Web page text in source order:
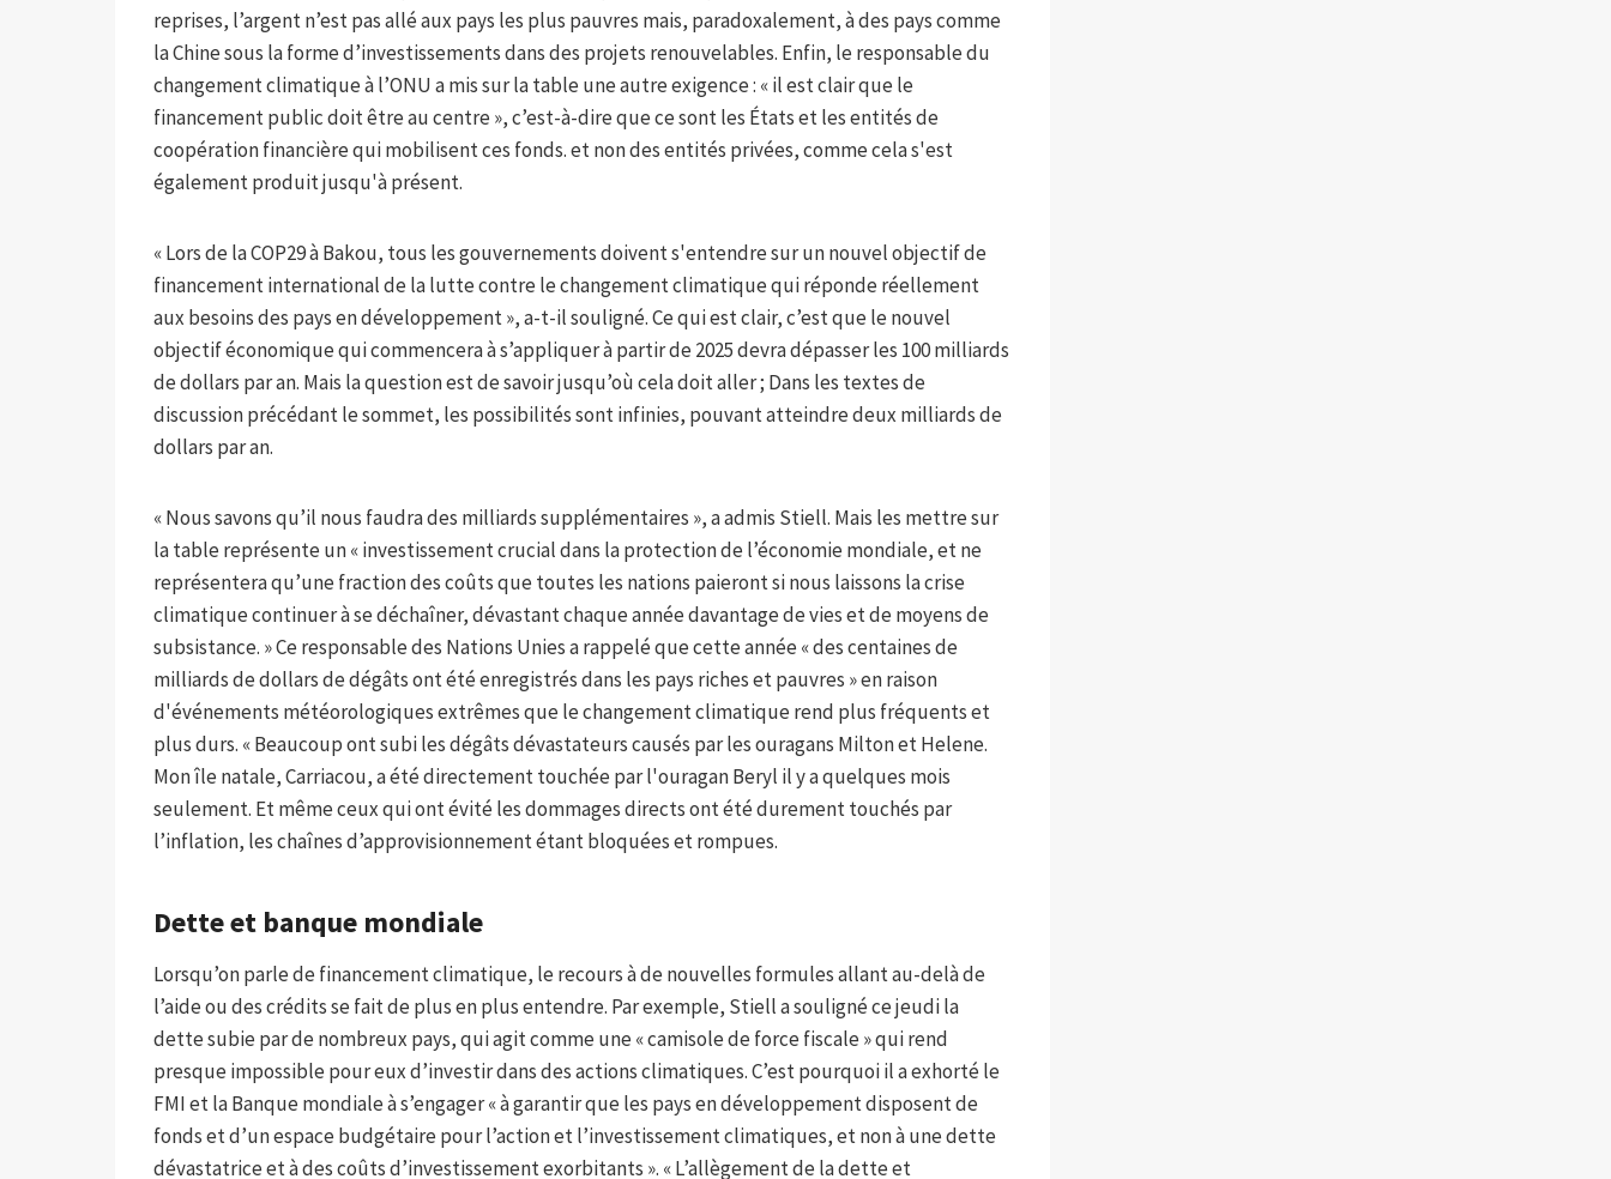
reprises, l’argent n’est pas allé aux pays les plus pauvres mais, paradoxalement, à des pays comme
la Chine sous la forme d’investissements dans des projets renouvelables. Enfin, le responsable du
changement climatique à l’ONU a mis sur la table une autre exigence : « il est clair que le
financement public doit être au centre », c’est-à-dire que ce sont les États et les entités de
coopération financière qui mobilisent ces fonds. et non des entités privées, comme cela s'est
également produit jusqu'à présent.
« Lors de la COP29 à Bakou, tous les gouvernements doivent s'entendre sur un nouvel objectif de
financement international de la lutte contre le changement climatique qui réponde réellement
aux besoins des pays en développement », a-t-il souligné. Ce qui est clair, c’est que le nouvel
objectif économique qui commencera à s’appliquer à partir de 2025 devra dépasser les 100 milliards
de dollars par an. Mais la question est de savoir jusqu’où cela doit aller ; Dans les textes de
discussion précédant le sommet, les possibilités sont infinies, pouvant atteindre deux milliards de
dollars par an.
« Nous savons qu’il nous faudra des milliards supplémentaires », a admis Stiell. Mais les mettre sur
la table représente un « investissement crucial dans la protection de l’économie mondiale, et ne
représentera qu’une fraction des coûts que toutes les nations paieront si nous laissons la crise
climatique continuer à se déchaîner, dévastant chaque année davantage de vies et de moyens de
subsistance. » Ce responsable des Nations Unies a rappelé que cette année « des centaines de
milliards de dollars de dégâts ont été enregistrés dans les pays riches et pauvres » en raison
d'événements météorologiques extrêmes que le changement climatique rend plus fréquents et
plus durs. « Beaucoup ont subi les dégâts dévastateurs causés par les ouragans Milton et Helene.
Mon île natale, Carriacou, a été directement touchée par l'ouragan Beryl il y a quelques mois
seulement. Et même ceux qui ont évité les dommages directs ont été durement touchés par
l’inflation, les chaînes d’approvisionnement étant bloquées et rompues.
Dette et banque mondiale
Lorsqu’on parle de financement climatique, le recours à de nouvelles formules allant au-delà de
l’aide ou des crédits se fait de plus en plus entendre. Par exemple, Stiell a souligné ce jeudi la
dette subie par de nombreux pays, qui agit comme une « camisole de force fiscale » qui rend
presque impossible pour eux d’investir dans des actions climatiques. C’est pourquoi il a exhorté le
FMI et la Banque mondiale à s’engager « à garantir que les pays en développement disposent de
fonds et d’un espace budgétaire pour l’action et l’investissement climatiques, et non à une dette
dévastatrice et à des coûts d’investissement exorbitants ». « L’allègement de la dette et